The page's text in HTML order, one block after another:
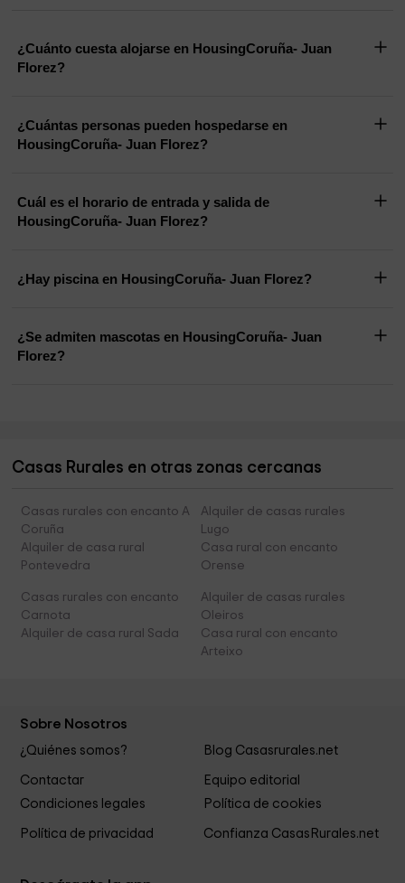
¿Cuánto cuesta alojarse en HousingCoruña- Juan
Florez?
¿Cuántas personas pueden hospedarse en
HousingCoruña- Juan Florez?
Cuál es el horario de entrada y salida de
HousingCoruña- Juan Florez?
¿Hay piscina en HousingCoruña- Juan Florez?
¿Se admiten mascotas en HousingCoruña- Juan
Florez?
Casas Rurales en otras zonas cercanas
Casas rurales con encanto A
Coruña
Alquiler de casas rurales
Lugo
Alquiler de casa rural
Pontevedra
Casa rural con encanto
Orense
Casas rurales con encanto
Carnota
Alquiler de casas rurales
Oleiros
Alquiler de casa rural Sada
Casa rural con encanto
Arteixo
Sobre Nosotros
¿Quiénes somos? Blog Casasrurales.net
Contactar
Equipo editorial
Condiciones legales
Política de cookies
Política de privacidad Confianza CasasRurales.net